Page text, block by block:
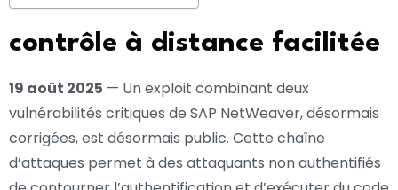
contrôle à distance facilitée
19 août 2025 — Un exploit combinant deux
vulnérabilités critiques de SAP NetWeaver, désormais
corrigées, est désormais public. Cette chaîne
d’attaques permet à des attaquants non authentifiés